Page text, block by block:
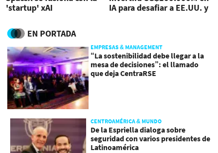
'startup' xAI
IA para desafiar a EE.UU. y
EN PORTADA
EMPRESAS & MANAGEMENT
“La sostenibilidad debe llegar a la
mesa de decisiones”: el llamado
que deja CentraRSE
CENTROAMÉRICA & MUNDO
De la Espriella dialoga sobre
seguridad con varios presidentes de
Latinoamérica